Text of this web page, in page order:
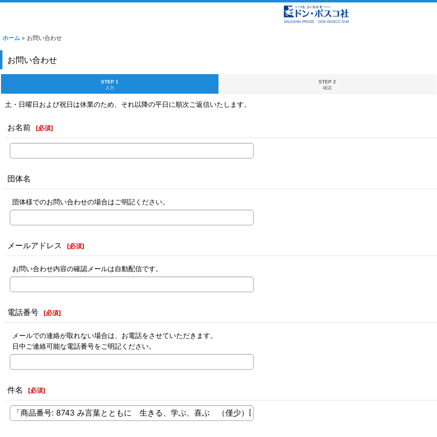
ホーム > お問い合わせ
お問い合わせ
STEP 1
入力
STEP 2
確認
土・日曜日および祝日は休業のため、それ以降の平日に順次ご返信いたします。
お名前 [必須]
団体名
団体様でのお問い合わせの場合はご明記ください。
メールアドレス [必須]
お問い合わせ内容の確認メールは自動配信です。
電話番号 [必須]
メールでの連絡が取れない場合は、お電話をさせていただきます。
日中ご連絡可能な電話番号をご明記ください。
件名 [必須]